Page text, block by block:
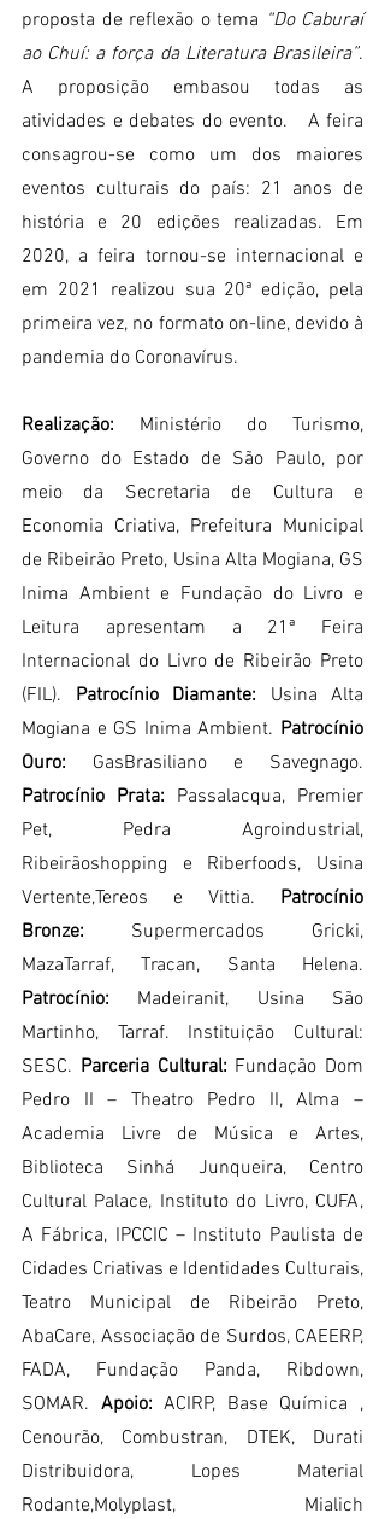
proposta de reflexão o tema “Do Caburaí
ao Chuí: a força da Literatura Brasileira”
A proposição embasou todas as
atividades e debates do evento.   A feira
consagrou-se como um dos maiores
eventos culturais do país: 21 anos de
história e 20 edições realizadas. Em
2020, a feira tornou-se internacional e
em 2021 realizou sua 20ª edição, pela
primeira vez, no formato on-line, devido à
pandemia do Coronavírus.
Realização: Ministério do Turismo,
Governo do Estado de São Paulo, por
meio da Secretaria de Cultura e
Economia Criativa, Prefeitura Municipal
de Ribeirão Preto, Usina Alta Mogiana, GS
Inima Ambient e Fundação do Livro e
Leitura apresentam a 21ª Feira
Internacional do Livro de Ribeirão Preto
(FIL). Patrocínio Diamante: Usina Alta
Mogiana e GS Inima Ambient. Patrocínio
Ouro:
Patrocínio Prata: Passalacqua, Premier
Pet, Pedra Agroindustrial,
Ribeirãoshopping e Riberfoods, Usina
Vertente,Tereos e Vittia. Patrocínio
Bronze: Supermercados Gricki,
Patrocínio: Madeiranit, Usina São
Martinho, Tarraf. Instituição Cultural:
SESC. Parceria Cultural: Fundação Dom
Pedro II – Theatro Pedro II, Alma –
Academia Livre de Música e Artes,
Biblioteca Sinhá Junqueira, Centro
Cultural Palace, Instituto do Livro, CUFA,
A Fábrica, IPCCIC – Instituto Paulista de
Cidades Criativas e Identidades Culturais,
Teatro Municipal de Ribeirão Preto,
AbaCare, Associação de Surdos, CAEERP,
FADA, Fundação Panda, Ribdown,
SOMAR. Apoio: ACIRP, Base Química ,
Cenourão, Combustran, DTEK, Durati
Distribuidora, Lopes Material
Rodante,Molyplast, Mialich